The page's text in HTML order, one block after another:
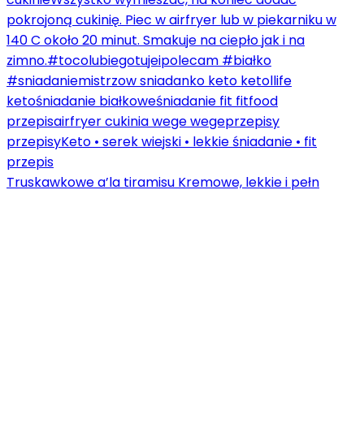
Truskawkowe a’la tiramisu Kremowe, lekkie i pełn